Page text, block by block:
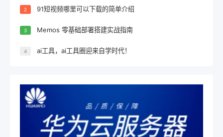
2 91短视频哪里可以下载的简单介绍
3 Memos 零基础部署搭建实战指南
4 ai工具，ai工具圈迎来自学时代！